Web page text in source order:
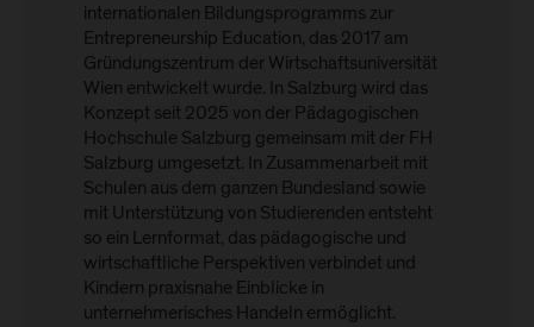
internationalen Bildungsprogramms zur
Entrepreneurship Education, das 2017 am
Gründungszentrum der Wirtschaftsuniversität
Wien entwickelt wurde. In Salzburg wird das
Konzept seit 2025 von der Pädagogischen
Hochschule Salzburg gemeinsam mit der FH
Salzburg umgesetzt. In Zusammenarbeit mit
Schulen aus dem ganzen Bundesland sowie
mit Unterstützung von Studierenden entsteht
so ein Lernformat, das pädagogische und
wirtschaftliche Perspektiven verbindet und
Kindern praxisnahe Einblicke in
unternehmerisches Handeln ermöglicht.